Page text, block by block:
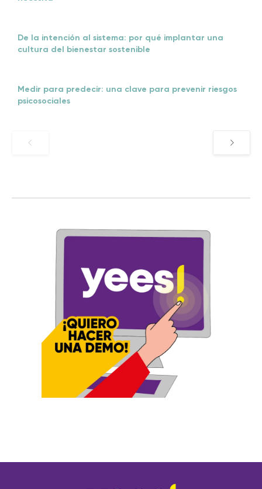
De la intención al sistema: por qué implantar una
cultura del bienestar sostenible
Medir para predecir: una clave para prevenir riesgos
psicosociales